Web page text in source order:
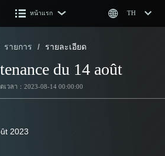
หน้าแรก TH
รายการ / รายละเอียด
du 14 août
เวลา：2023-08-14 00:00:00
2023